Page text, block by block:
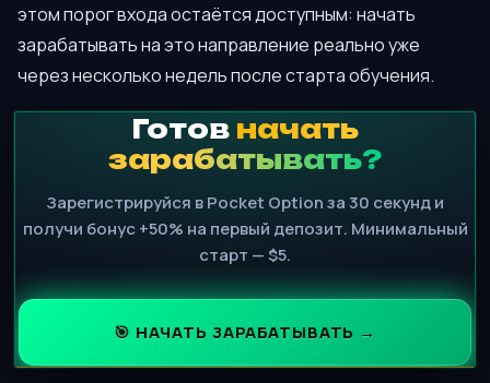
этом порог входа остаётся доступным: начать
зарабатывать на это направление реально уже
через несколько недель после старта обучения.
Готов начать
зарабатывать?
Зарегистрируйся в Pocket Option за 30 секунд и
получи бонус +50% на первый депозит. Минимальный
старт — $5.
🎯 НАЧАТЬ ЗАРАБАТЫВАТЬ →